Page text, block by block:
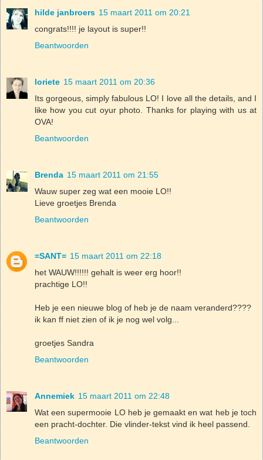
hilde janbroers 15 maart 2011 om 20:21
congrats!!!! je layout is super!!
Beantwoorden
loriete 15 maart 2011 om 20:36
Its gorgeous, simply fabulous LO! I love all the details, and I
like how you cut oyur photo. Thanks for playing with us at
OVA!
Beantwoorden
Brenda 15 maart 2011 om 21:55
Wauw super zeg wat een mooie LO!!
Lieve groetjes Brenda
Beantwoorden
=SANT= 15 maart 2011 om 22:18
het WAUW!!!!!! gehalt is weer erg hoor!!
prachtige LO!!
Heb je een nieuwe blog of heb je de naam veranderd????
ik kan ff niet zien of ik je nog wel volg...
groetjes Sandra
Beantwoorden
Annemiek 15 maart 2011 om 22:48
Wat een supermooie LO heb je gemaakt en wat heb je toch
een pracht-dochter. Die vlinder-tekst vind ik heel passend.
Beantwoorden